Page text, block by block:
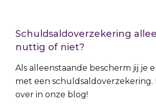
Schuldsaldoverzekering
nuttig of niet?
Als alleenstaande bescherm jij je
met een schuldsaldoverzekering.
over in onze blog!